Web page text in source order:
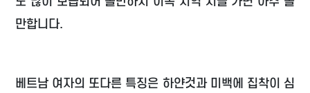
만합니다.
베트남 여자의 또다른 특징은 하얀것과 미백에 집착이 심